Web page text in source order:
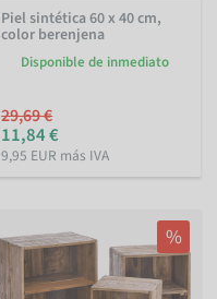
Piel sintética 60 x 40 cm,
color berenjena
Disponible de inmediato
29,69 €
11,84 €
9,95 EUR más IVA
%